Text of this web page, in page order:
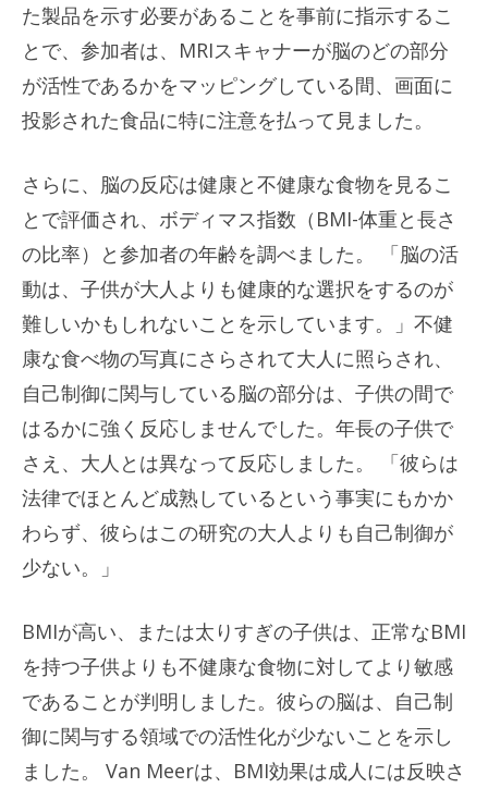
た製品を示す必要があることを事前に指示するこ
とで、参加者は、MRIスキャナーが脳のどの部分
が活性であるかをマッピングしている間、画面に
投影された食品に特に注意を払って見ました。
さらに、脳の反応は健康と不健康な食物を見るこ
とで評価され、ボディマス指数（BMI-体重と長さ
の比率）と参加者の年齢を調べました。 「脳の活
動は、子供が大人よりも健康的な選択をするのが
難しいかもしれないことを示しています。」不健
康な食べ物の写真にさらされて大人に照らされ、
自己制御に関与している脳の部分は、子供の間で
はるかに強く反応しませんでした。年長の子供で
さえ、大人とは異なって反応しました。 「彼らは
法律でほとんど成熟しているという事実にもかか
わらず、彼らはこの研究の大人よりも自己制御が
少ない。」
BMIが高い、または太りすぎの子供は、正常なBMI
を持つ子供よりも不健康な食物に対してより敏感
であることが判明しました。彼らの脳は、自己制
御に関与する領域での活性化が少ないことを示し
ました。 Van Meerは、BMI効果は成人には反映さ